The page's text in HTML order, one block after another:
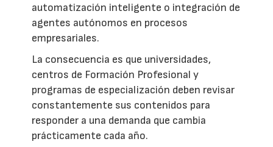
automatización inteligente o integración de
agentes autónomos en procesos
empresariales.
La consecuencia es que universidades,
centros de Formación Profesional y
programas de especialización deben revisar
constantemente sus contenidos para
responder a una demanda que cambia
prácticamente cada año.